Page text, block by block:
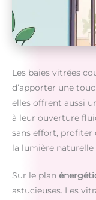
Les baies vitrées
d’apporter une
elles offrent aussi
à leur ouverture
sans effort, profiter
la lumière naturelle
Sur le plan
astucieuses. Les